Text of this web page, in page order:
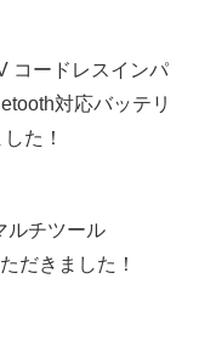
コードレスインパ
対応バッテリ
た！
ルチツール
だきました！